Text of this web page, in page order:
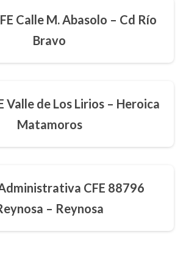
Calle M. Abasolo – Cd Río
Bravo
Valle de Los Lirios – Heroica
Matamoros
CFE 88796
– Reynosa